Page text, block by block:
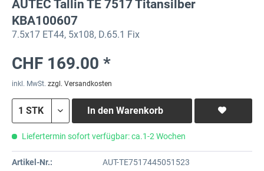
AUTEC Tallin TE 7517 Titansilber
KBA100607
7.5x17 ET44, 5x108, D.65.1 Fix
CHF 169.00 *
inkl. MwSt. zzgl. Versandkosten
In den Warenkorb
Liefertermin sofort verfügbar: ca.1-2 Wochen
Artikel-Nr.: AUT-TE7517445051523